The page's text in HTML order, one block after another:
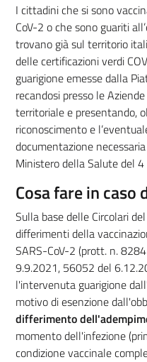
I cittadini che si sono
CoV-2 o che sono guariti
trovano già sul territorio
delle certificazioni verdi
guarigione emesse dalla
recandosi presso le
territoriale e presentando,
riconoscimento e
documentazione
Ministero della Salute del
Cosa fare in caso
Sulla base delle Circolari
differimenti della
SARS-CoV-2 (prott. n.
9.9.2021, 56052 del
l'intervenuta guarigione
motivo di esenzione
differimento
momento dell'infezione
condizione vaccinale